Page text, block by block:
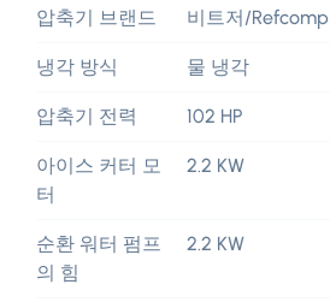
압축기 브랜드 비트저/Refcomp
냉각 방식 물 냉각
압축기 전력 102 HP
아이스 커터 모
터
2.2 KW
순환 워터 펌프
의 힘
2.2 KW